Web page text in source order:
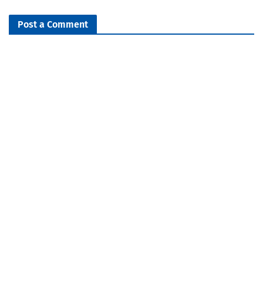
Post a Comment